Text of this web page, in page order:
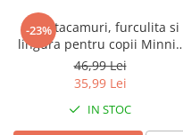
-23%
Set 2 tacamuri, furculita si
lingura pentru copii Minnie
Mouse, Being More Minnie
15.5 cm
46,99 Lei
35,99 Lei
IN STOC